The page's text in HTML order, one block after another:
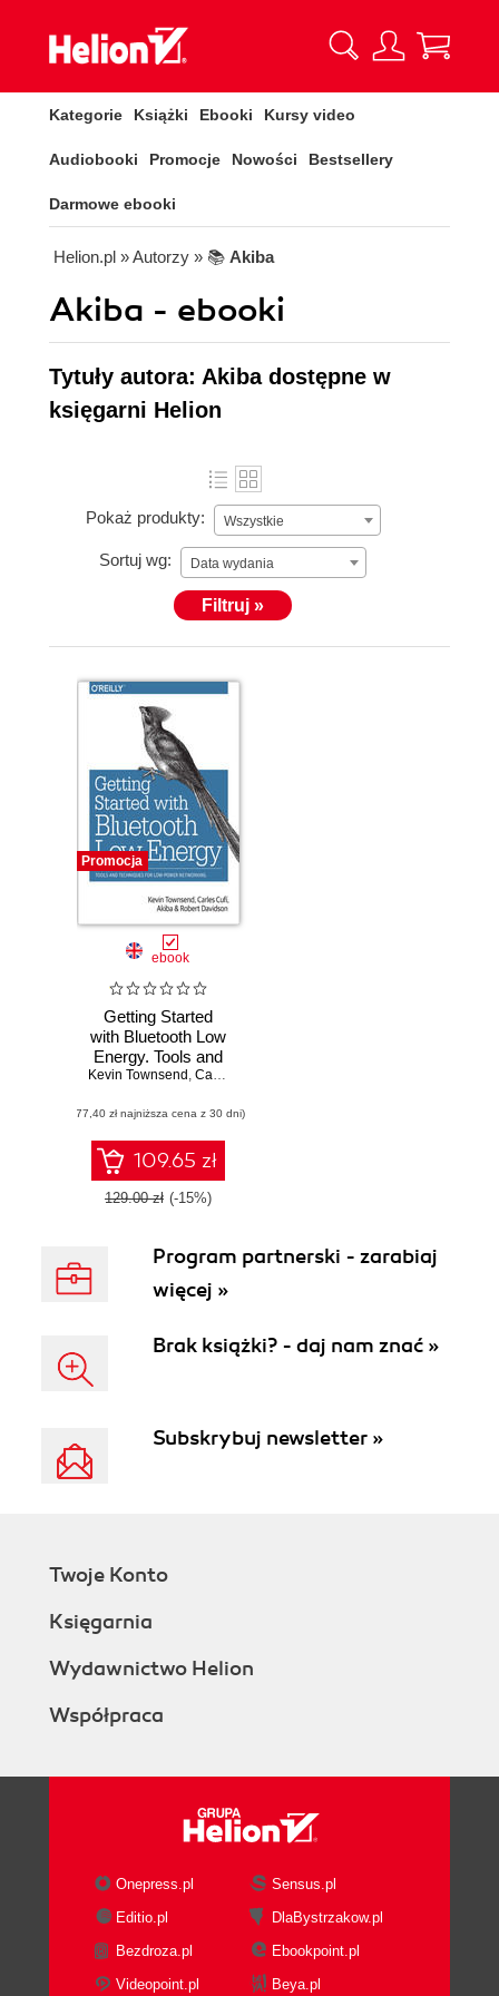
Kategorie Książki Ebooki Kursy video
Audiobooki Promocje Nowości Bestsellery
Darmowe ebooki
Helion.pl » Autorzy » 📚 Akiba
Akiba - ebooki
Tytuły autora: Akiba dostępne w
księgarni Helion
Pokaż produkty: Wszystkie
Sortuj wg: Data wydania
Filtruj »
Promocja
ebook
Getting Started
with Bluetooth Low
Energy. Tools and
Techniques for
Networking
Kevin Townsend , Carles CufĂ­
(77,40 zł najniższa cena z 30 dni)
109.65 zł
129.00 zł (-15%)
Program partnerski - zarabiaj
więcej »
Brak książki? - daj nam znać »
Subskrybuj newsletter »
Twoje Konto
Księgarnia
Wydawnictwo Helion
Współpraca
Onepress.pl
Sensus.pl
Editio.pl
DlaBystrzakow.pl
Bezdroza.pl
Ebookpoint.pl
Videopoint.pl
Beya.pl